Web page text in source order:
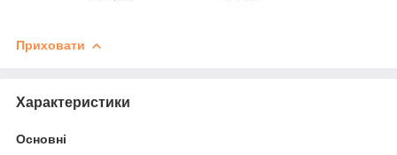
Приховати
Характеристики
Основні